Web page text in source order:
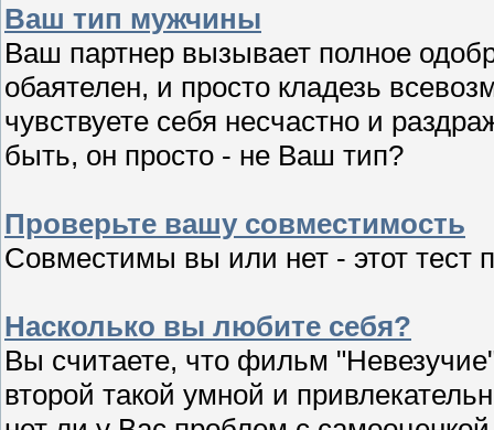
Ваш тип мужчины
Ваш партнер вызывает полное
обаятелен, и просто кладезь
чувствуете себя несчастно и
быть, он просто - не Ваш тип?
Проверьте вашу совместимость
Совместимы вы или нет - этот тест
Насколько вы любите себя?
Вы считаете, что фильм
второй такой умной и